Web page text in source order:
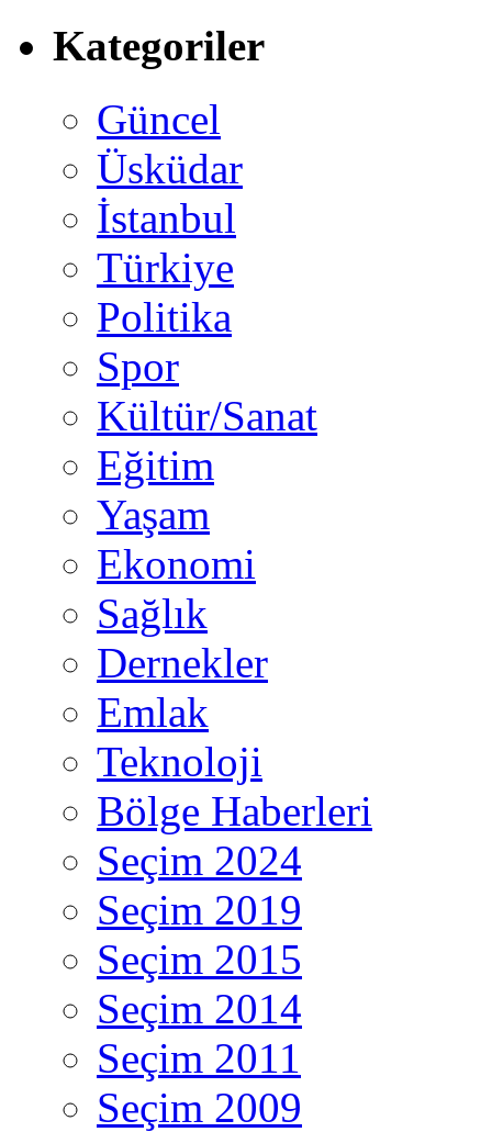
Kategoriler
Güncel
Üsküdar
İstanbul
Türkiye
Politika
Spor
Kültür/Sanat
Eğitim
Yaşam
Ekonomi
Sağlık
Dernekler
Emlak
Teknoloji
Bölge Haberleri
Seçim 2024
Seçim 2019
Seçim 2015
Seçim 2014
Seçim 2011
Seçim 2009